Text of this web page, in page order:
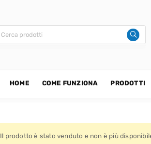
HOME COME FUNZIONA PRODOTTI
Il prodotto è stato venduto e non è più